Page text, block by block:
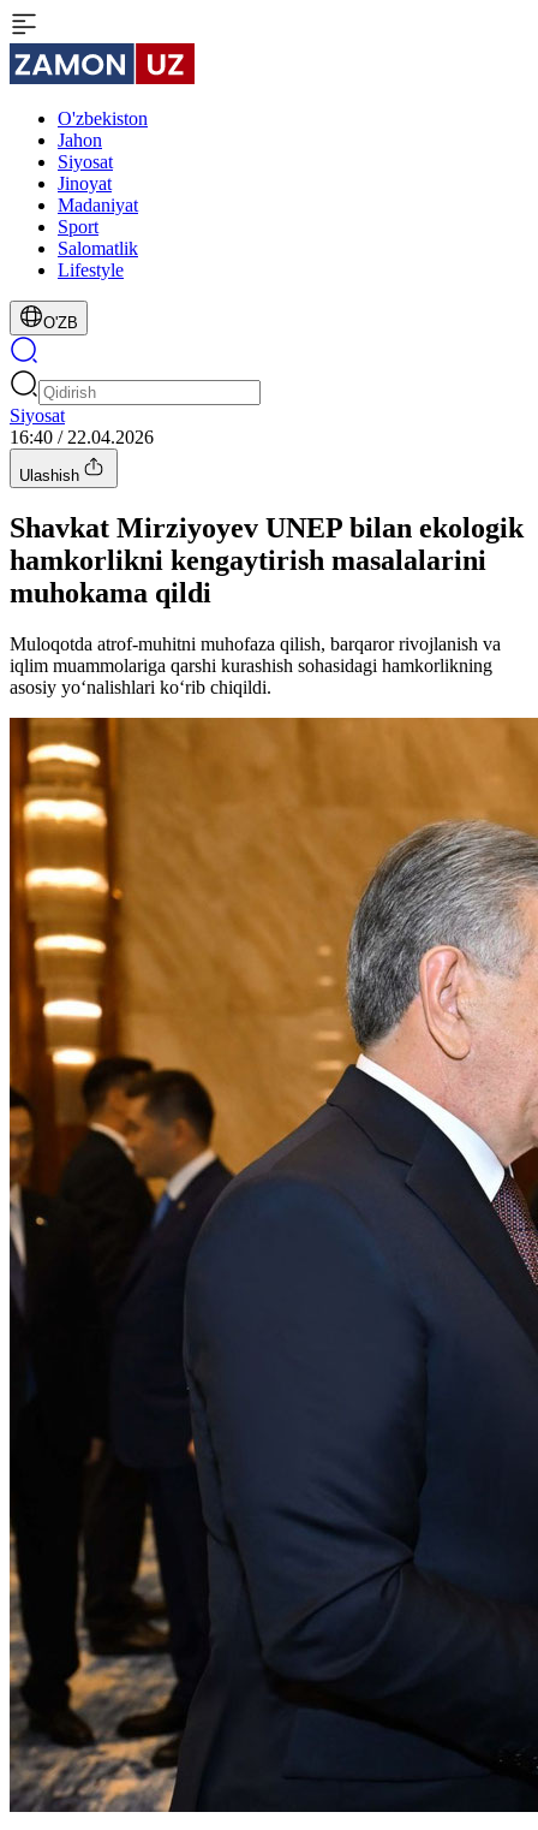
O'zbekiston
Jahon
Siyosat
Jinoyat
Madaniyat
Sport
Salomatlik
Lifestyle
O'ZB
Siyosat
16:40 / 22.04.2026
Ulashish
Shavkat Mirziyoyev UNEP bilan ekologik
hamkorlikni kengaytirish masalalarini
muhokama qildi
Muloqotda atrof-muhitni muhofaza qilish, barqaror rivojlanish va
iqlim muammolariga qarshi kurashish sohasidagi hamkorlikning
asosiy yo‘nalishlari ko‘rib chiqildi.